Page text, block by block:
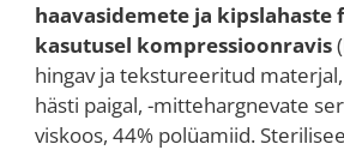
haavasidemete ja kipslahaste
kasutusel kompressioonravis
hingav ja tekstureeritud
hästi paigal, -mittehargnevate
viskoos, 44% polüamiid.